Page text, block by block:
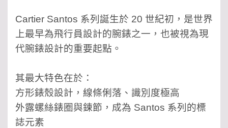
Cartier Santos 系列誕生於 20 世紀初，是世界
上最早為飛行員設計的腕錶之一，也被視為現
代腕錶設計的重要起點。
其最大特色在於：
方形錶殼設計，線條俐落、識別度極高
外露螺絲錶圈與鍊節，成為 Santos 系列的標
誌元素